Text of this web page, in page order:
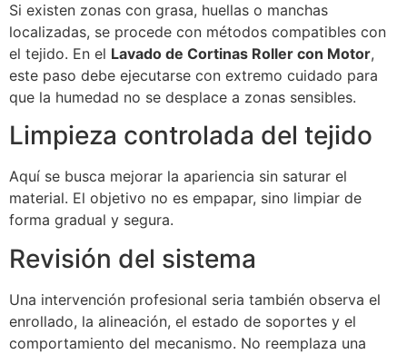
Si existen zonas con grasa, huellas o manchas
localizadas, se procede con métodos compatibles con
el tejido. En el Lavado de Cortinas Roller con Motor,
este paso debe ejecutarse con extremo cuidado para
que la humedad no se desplace a zonas sensibles.
Limpieza controlada del tejido
Aquí se busca mejorar la apariencia sin saturar el
material. El objetivo no es empapar, sino limpiar de
forma gradual y segura.
Revisión del sistema
Una intervención profesional seria también observa el
enrollado, la alineación, el estado de soportes y el
comportamiento del mecanismo. No reemplaza una